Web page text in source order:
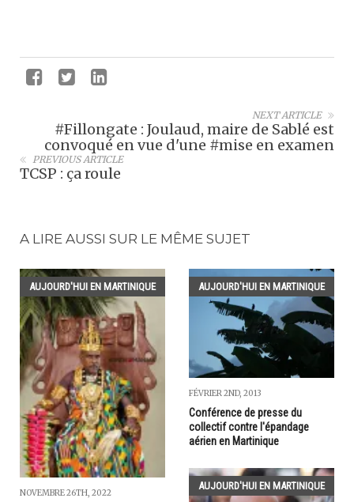
NEXT ARTICLE
#Fillongate : Joulaud, maire de Sablé est
convoqué en vue d'une #mise en examen
PREVIOUS ARTICLE
TCSP : ça roule
A LIRE AUSSI SUR LE MÊME SUJET
AUJOURD'HUI EN MARTINIQUE
NOVEMBRE 26TH, 2022
AUJOURD'HUI EN MARTINIQUE
FÉVRIER 2ND, 2013
Conférence de presse du
collectif contre l'épandage
aérien en Martinique
AUJOURD'HUI EN MARTINIQUE